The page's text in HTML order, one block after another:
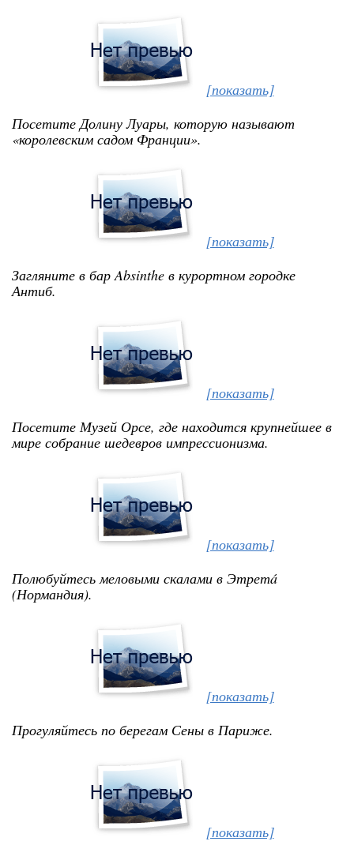
[показать]
Посетите Долину Луары, которую называют
«королевским садом Франции».
[показать]
Загляните в бар Absinthe в курортном городке
Антиб.
[показать]
Посетите Музей Орсе, где находится крупнейшее в
мире собрание шедевров импрессионизма.
[показать]
Полюбуйтесь меловыми скалами в Этретá
(Нормандия).
[показать]
Прогуляйтесь по берегам Сены в Париже.
[показать]